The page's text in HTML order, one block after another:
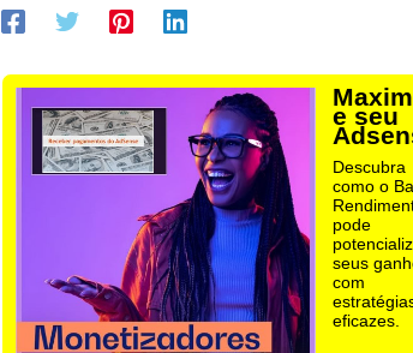
e seu
Descubra
como o
pode
seus
com
eficazes.